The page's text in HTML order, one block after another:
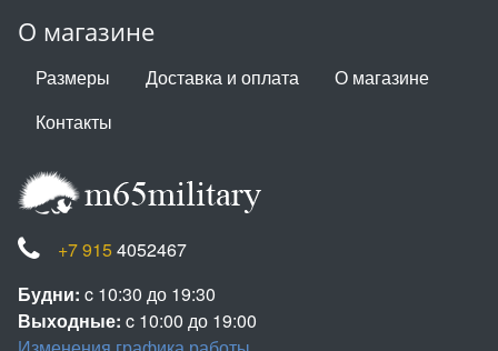
О магазине
Размеры Доставка и оплата
О магазине
Контакты
+7 915 4052467
Будни: c 10:30 до 19:30
Выходные: c 10:00 до 19:00